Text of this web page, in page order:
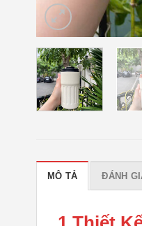
MÔ TẢ ĐÁNH